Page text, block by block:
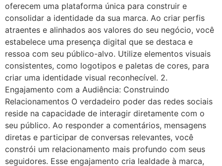
oferecem uma plataforma única para construir e
consolidar a identidade da sua marca. Ao criar perfis
atraentes e alinhados aos valores do seu negócio, você
estabelece uma presença digital que se destaca e
ressoa com seu público-alvo. Utilize elementos visuais
consistentes, como logotipos e paletas de cores, para
criar uma identidade visual reconhecível. 2.
Engajamento com a Audiência: Construindo
Relacionamentos O verdadeiro poder das redes sociais
reside na capacidade de interagir diretamente com o
seu público. Ao responder a comentários, mensagens
diretas e participar de conversas relevantes, você
constrói um relacionamento mais profundo com seus
seguidores. Esse engajamento cria lealdade à marca,